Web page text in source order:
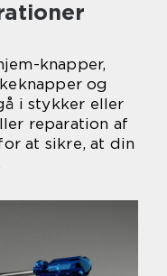
knapper,
og
i stykker eller
reparation af
at sikre, at din